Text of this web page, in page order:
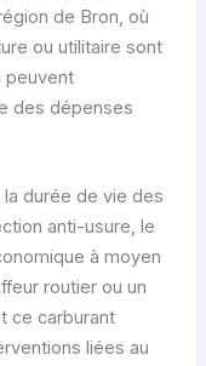
de Bron, où
ou utilitaire sont
peuvent
des dépenses
la durée de vie des
anti-usure, le
à moyen
routier ou un
ce carburant
liées au